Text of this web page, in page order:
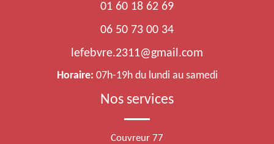
01 60 18 62 69
06 50 73 00 34
lefebvre.2311@gmail.com
Horaire: 07h-19h du lundi au samedi
Nos services
Couvreur 77